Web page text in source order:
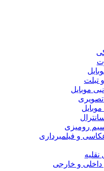
تبلت
موبایل
رومیزی
و فیلمبرداری
و خارجی